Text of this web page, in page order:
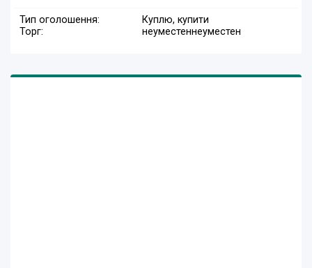
Тип оголошення:
Куплю, купити
Торг:
неуместеннеуместен